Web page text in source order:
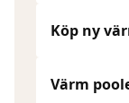
Köp ny
Värm